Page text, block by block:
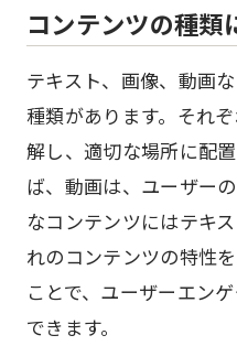
コンテンツの種類
テキスト、画像、動画
種類があります。それ
解し、適切な場所に配
ば、動画は、ユーザー
なコンテンツにはテキ
れのコンテンツの特性
ことで、ユーザーエン
できます。